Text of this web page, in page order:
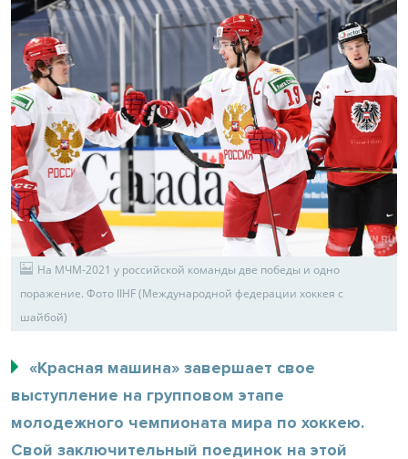
На МЧМ-2021 у российской команды две победы и одно
поражение. Фото IIHF (Международной федерации хоккея с
шайбой)
«Красная машина» завершает свое
выступление на групповом этапе
молодежного чемпионата мира по хоккею.
Свой заключительный поединок на этой